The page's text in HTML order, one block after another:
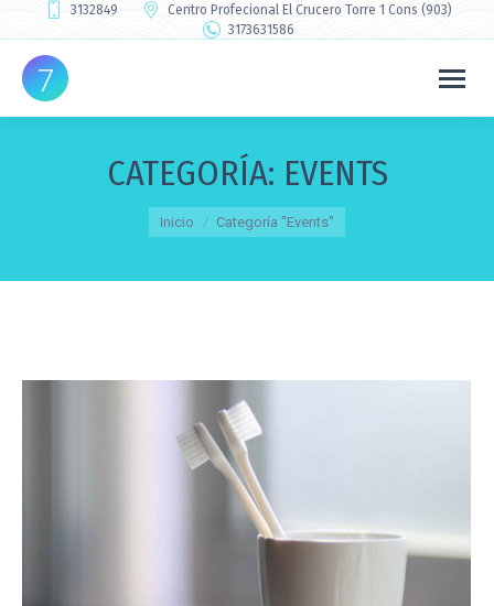
3132849
Centro Profecional El Crucero Torre 1 Cons (903)
3173631586
CATEGORÍA: EVENTS
Estás aquí:
Inicio Categoría "Events"